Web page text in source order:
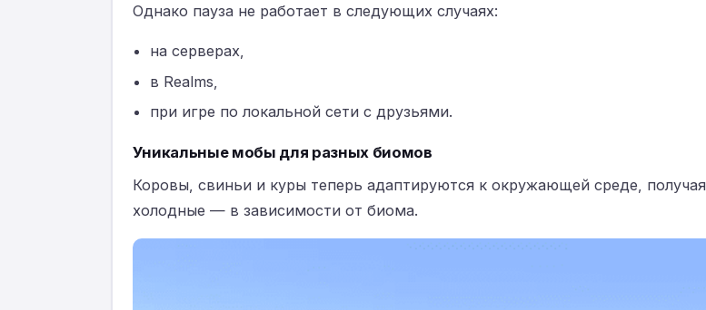
Однако пауза не работает в следующих случаях:
на серверах,
в Realms,
при игре по локальной сети с друзьями.
Уникальные мобы для разных биомов
Коровы, свиньи и куры теперь адаптируются к окружающей среде,
холодные — в зависимости от биома.